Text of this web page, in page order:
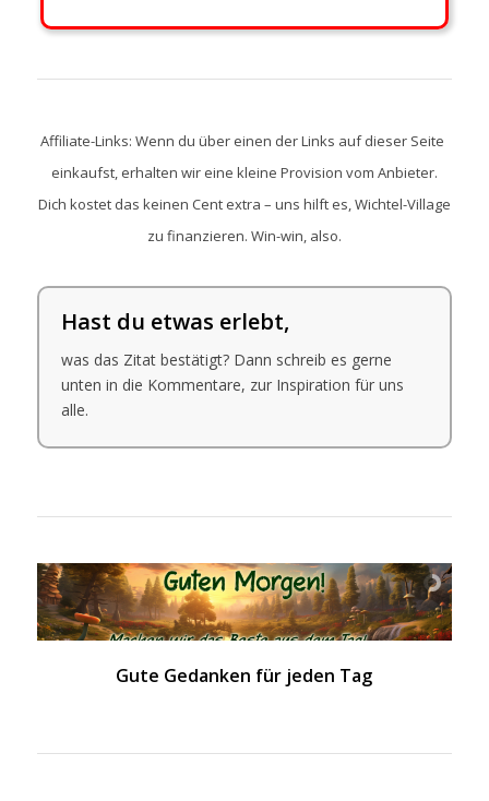
Affiliate-Links: Wenn du über einen der Links auf dieser Seite
einkaufst, erhalten wir eine kleine Provision vom Anbieter.
Dich kostet das keinen Cent extra – uns hilft es, Wichtel-Village
zu finanzieren. Win-win, also.
Hast du etwas erlebt,
was das Zitat bestätigt? Dann schreib es gerne
unten in die Kommentare, zur Inspiration für uns
alle.
Gute Gedanken für jeden Tag